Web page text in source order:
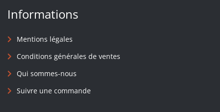
Informations
Mentions légales
Conditions générales de ventes
Qui sommes-nous
Suivre une commande